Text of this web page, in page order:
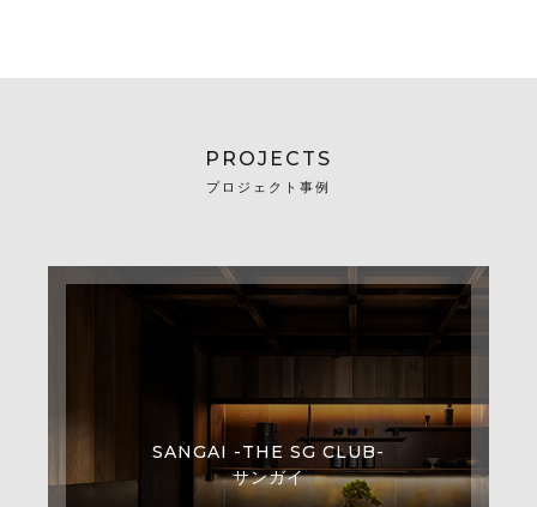
PROJECTS
プロジェクト事例
SANGAI -THE SG CLUB-
サンガイ